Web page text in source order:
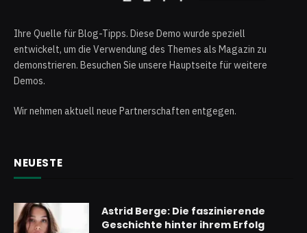
Ihre Quelle für Blog-Tipps. Diese Demo wurde speziell
entwickelt, um die Verwendung des Themes als Magazin zu
demonstrieren. Besuchen Sie unsere Hauptseite für weitere
Demos.
Wir nehmen aktuell neue Partnerschaften entgegen.
NEUESTE
Astrid Berge: Die faszinierende
Geschichte hinter ihrem Erfolg